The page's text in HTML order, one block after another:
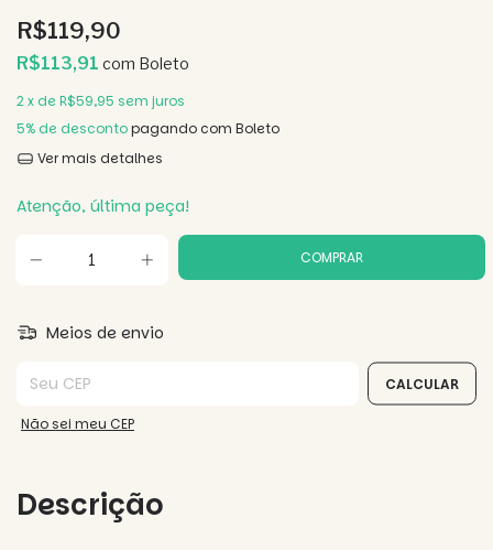
R$119,90
R$113,91 com Boleto
2x de R$59,95 sem juros
5% de descontopagando com Boleto
Ver mais detalhes
Atenção, última peça!
Meios de envio
CALCULAR
Não sei meu CEP
Descrição